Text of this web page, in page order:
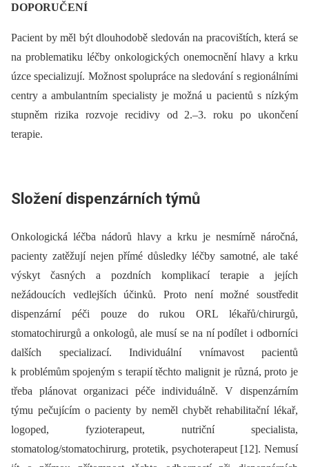
DOPORUČENÍ
Pacient by měl být dlouhodobě sledován na pracovištích, která se
na problematiku léčby onkologických onemocnění hlavy a krku
úzce specializují. Možnost spolupráce na sledování s regionálními
centry a ambulantním specialisty je možná u pacientů s nízkým
stupněm rizika rozvoje recidivy od 2.–3. roku po ukončení
terapie.
Složení dispenzárních týmů
Onkologická léčba nádorů hlavy a krku je nesmírně náročná,
pacienty zatěžují nejen přímé důsledky léčby samotné, ale také
výskyt časných a pozdních komplikací terapie a jejích
nežádoucích vedlejších účinků. Proto není možné soustředit
dispenzární péči pouze do rukou ORL lékařů/chirurgů,
stomatochirurgů a onkologů, ale musí se na ní podílet i odborníci
dalších specializací. Individuální vnímavost pacientů
k problémům spojeným s terapií těchto malignit je různá, proto je
třeba plánovat organizaci péče individuálně. V dispenzárním
týmu pečujícím o pacienty by neměl chybět rehabilitační lékař,
logoped, fyzioterapeut, nutriční specialista,
stomatolog/stomatochirurg, protetik, psychoterapeut [12]. Nemusí